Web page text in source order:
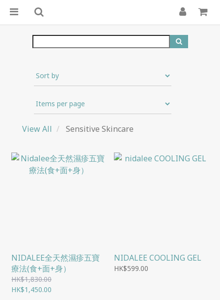
View All Sensitive Skincare
NIDALEE全天然濕疹五寶
療法(食+面+身）
HK$1,830.00
HK$1,450.00
NIDALEE COOLING GEL
HK$599.00